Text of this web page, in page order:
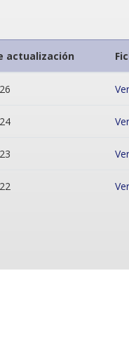
actualización